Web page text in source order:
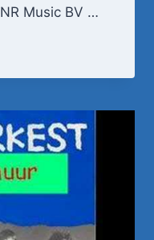
Music BV …